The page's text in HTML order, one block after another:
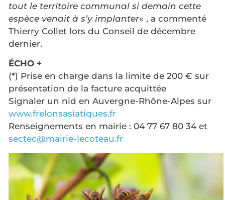
tout le territoire communal si demain cette
espèce venait à s’y implanter« , a commenté
Thierry Collet lors du Conseil de décembre
dernier.
ÉCHO +
(*) Prise en charge dans la limite de 200 € sur
présentation de la facture acquittée
Signaler un nid en Auvergne-Rhône-Alpes sur
www.frelonsasiatiques.fr
Renseignements en mairie : 04 77 67 80 34 et
sectec@mairie-lecoteau.fr